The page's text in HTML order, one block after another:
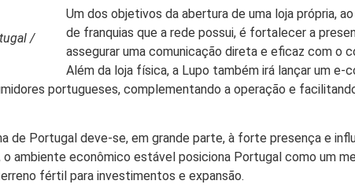
/
Um dos objetivos da abertura de uma loja própria,
de franquias que a rede possui, é fortalecer a
assegurar uma comunicação direta e eficaz com o
Além da loja física, a Lupo também irá lançar um e-
portugueses, complementando a operação e
de Portugal deve-se, em grande parte, à forte presença e
o ambiente econômico estável posiciona Portugal como um
fértil para investimentos e expansão.